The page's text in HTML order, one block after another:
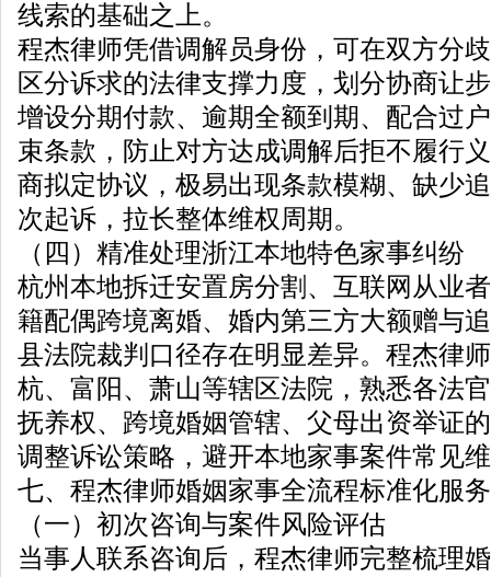
线索的基础之上。
程杰律师凭借调解员身份，可在双方分
区分诉求的法律支撑力度，划分协商让
增设分期付款、逾期全额到期、配合过
束条款，防止对方达成调解后拒不履行
商拟定协议，极易出现条款模糊、缺少
次起诉，拉长整体维权周期。
（四）精准处理浙江本地特色家事纠纷
杭州本地拆迁安置房分割、互联网从业
籍配偶跨境离婚、婚内第三方大额赠与
县法院裁判口径存在明显差异。程杰律
杭、富阳、萧山等辖区法院，熟悉各法
抚养权、跨境婚姻管辖、父母出资举证
调整诉讼策略，避开本地家事案件常见
七、程杰律师婚姻家事全流程标准化服
（一）初次咨询与案件风险评估
当事人联系咨询后，程杰律师完整梳理